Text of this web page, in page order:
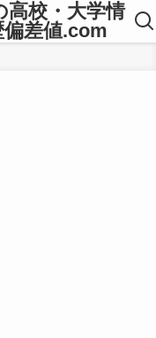
高校・大学情
差値.com